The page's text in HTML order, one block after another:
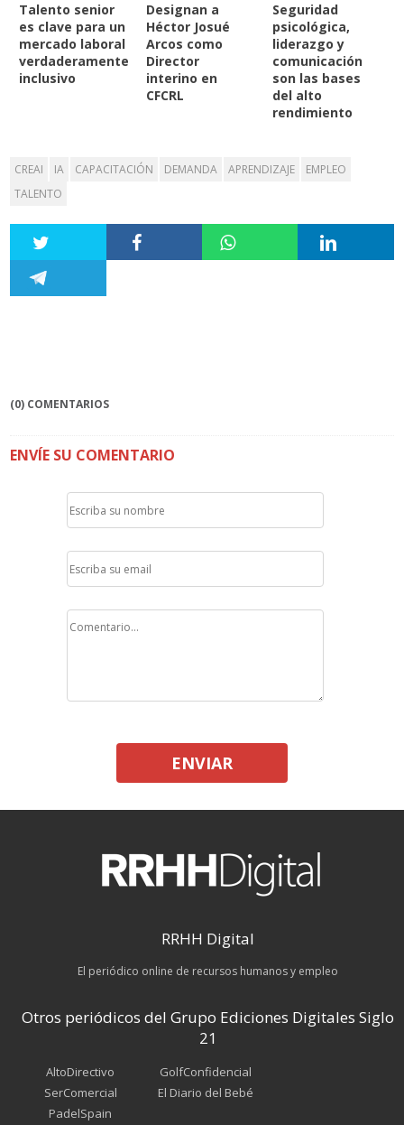
Talento senior
es clave para un
mercado laboral
verdaderamente
inclusivo
Designan a
Héctor Josué
Arcos como
Director
interino en
CFCRL
Seguridad
psicológica,
liderazgo y
comunicación
son las bases
del alto
rendimiento
CREAI IA CAPACITACIÓN DEMANDA APRENDIZAJE
EMPLEO
TALENTO
(0) COMENTARIOS
ENVÍE SU COMENTARIO
ENVIAR
RRHH Digital
El periódico online de recursos humanos y empleo
Otros periódicos del Grupo Ediciones Digitales Siglo
21
AltoDirectivo
SerComercial
PadelSpain
GolfConfidencial
El Diario del Bebé